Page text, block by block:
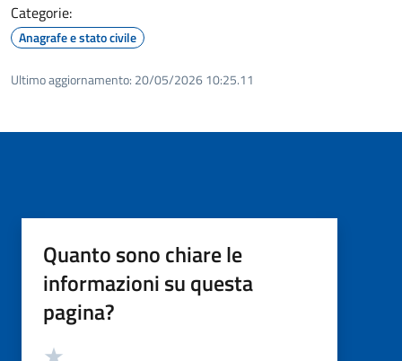
Categorie:
Anagrafe e stato civile
Ultimo aggiornamento: 20/05/2026 10:25.11
Quanto sono chiare le
informazioni su questa
pagina?
Valutazione